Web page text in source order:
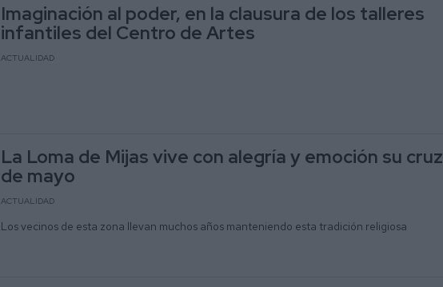
Imaginación al poder, en la clausura de los talleres
infantiles del Centro de Artes
ACTUALIDAD
La Loma de Mijas vive con alegría y emoción su cruz
de mayo
ACTUALIDAD
Los vecinos de esta zona llevan muchos años manteniendo esta tradición religiosa